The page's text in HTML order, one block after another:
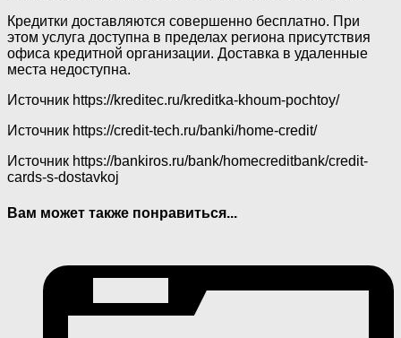
Кредитки доставляются совершенно бесплатно. При
этом услуга доступна в пределах региона присутствия
офиса кредитной организации. Доставка в удаленные
места недоступна.
Источник https://kreditec.ru/kreditka-khoum-pochtoy/
Источник https://credit-tech.ru/banki/home-credit/
Источник https://bankiros.ru/bank/homecreditbank/credit-
cards-s-dostavkoj
Вам может также понравиться...